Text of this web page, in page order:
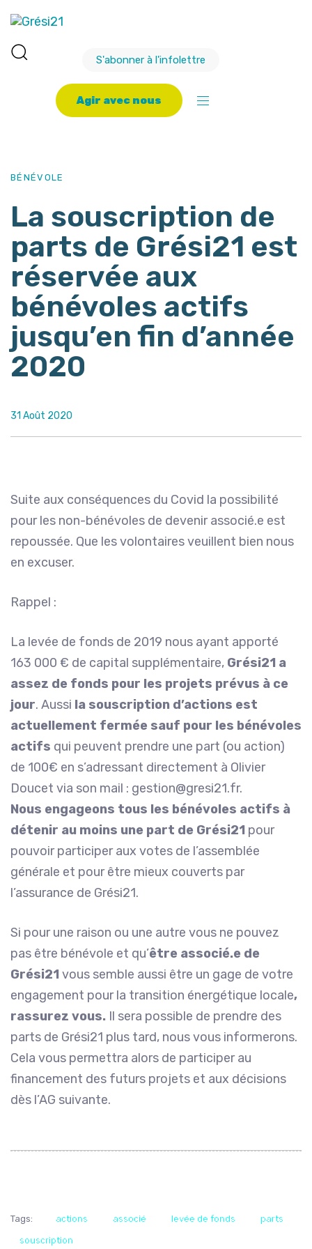
S'abonner à l'infolettre
Agir avec nous
BÉNÉVOLE
La souscription de
parts de Grési21 est
réservée aux
bénévoles actifs
jusqu’en fin d’année
2020
31 Août 2020
Suite aux conséquences du Covid la possibilité
pour les non-bénévoles de devenir associé.e est
repoussée. Que les volontaires veuillent bien nous
en excuser.
Rappel :
La levée de fonds de 2019 nous ayant apporté
163 000 € de capital supplémentaire, Grési21 a
assez de fonds pour les projets prévus à ce
jour. Aussi la souscription d’actions est
actuellement fermée sauf pour les bénévoles
actifs qui peuvent prendre une part (ou action)
de 100€ en s’adressant directement à Olivier
Doucet via son mail : gestion@gresi21.fr.
Nous engageons tous les bénévoles actifs à
détenir au moins une part de Grési21 pour
pouvoir participer aux votes de l’assemblée
générale et pour être mieux couverts par
l’assurance de Grési21.
Si pour une raison ou une autre vous ne pouvez
pas être bénévole et qu’être associé.e de
Grési21 vous semble aussi être un gage de votre
engagement pour la transition énergétique locale,
rassurez vous. Il sera possible de prendre des
parts de Grési21 plus tard, nous vous informerons.
Cela vous permettra alors de participer au
financement des futurs projets et aux décisions
dès l’AG suivante.
Tags: actions associé levée de fonds parts
souscription